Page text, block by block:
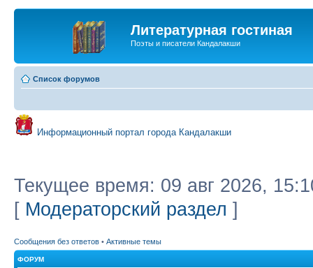
Литературная гостиная
Поэты и писатели Кандалакши
Список форумов
Информационный портал города Кандалакши
Текущее время: 09 авг 2026,
[ Модераторский раздел ]
Сообщения без ответов • Активные темы
ФОРУМ